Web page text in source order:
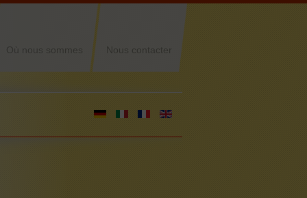
Où nous sommes Nous contacter